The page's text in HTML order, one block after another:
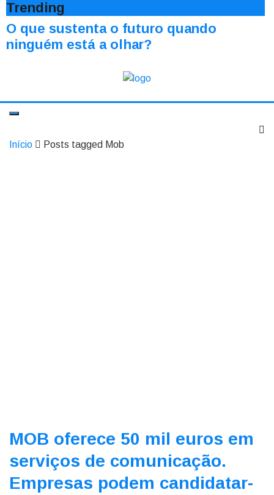
Trending
O que sustenta o futuro quando
ninguém está a olhar?
Início Posts tagged Mob
MOB oferece 50 mil euros em
serviços de comunicação.
Empresas podem candidatar-